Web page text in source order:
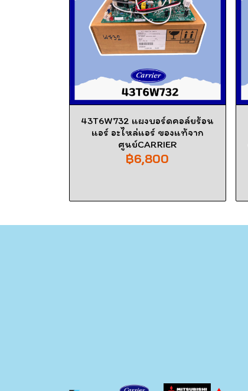
43T6W732 แผงบอร์ดคอล์ยร้อน
แอร์ อะไหล่แอร์ ของแท้จาก
ศูนย์CARRIER
฿6,800